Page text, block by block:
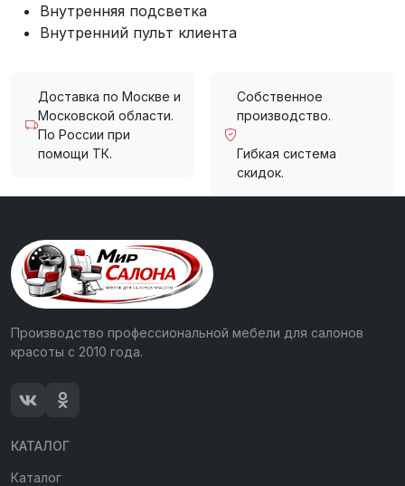
Внутренняя подсветка
Внутренний пульт клиента
Доставка по Москве и
Московской области.
По России при
помощи ТК.
Собственное
производство.
Гибкая система
скидок.
Производство профессиональной мебели для салонов
красоты с 2010 года.
КАТАЛОГ
Каталог